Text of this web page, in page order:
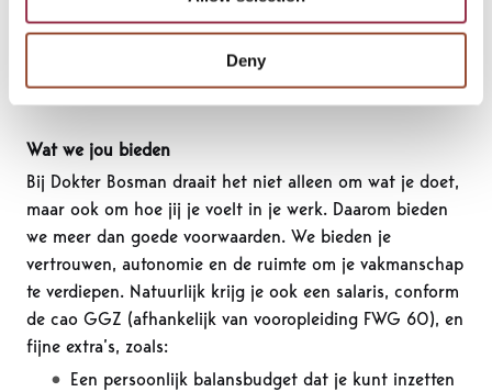
Deny
Spoor030. Kijk voor meer informatie oponze
of Linkedin om te zien wie er allemaal al bij
Spoor030 werken.
Wat we jou bieden
Bij Dokter Bosman draait het niet alleen om wat je doet,
maar ook om hoe jij je voelt in je werk. Daarom bieden
we meer dan goede voorwaarden. We bieden je
vertrouwen, autonomie en de ruimte om je vakmanschap
te verdiepen. Natuurlijk krijg je ook een salaris, conform
de cao GGZ (afhankelijk van vooropleiding FWG 60), en
fijne extra’s, zoals:
Een persoonlijk balansbudget dat je kunt inzetten